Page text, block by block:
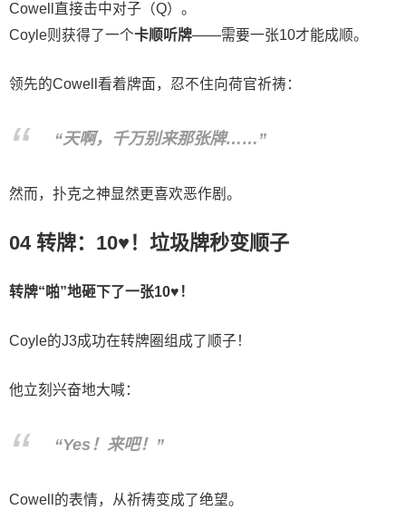
Cowell直接击中对子（Q）。
Coyle则获得了一个卡顺听牌——需要一张10才能成顺。
领先的Cowell看着牌面，忍不住向荷官祈祷：
“天啊，千万别来那张牌……”
然而，扑克之神显然更喜欢恶作剧。
04 转牌：10♥！垃圾牌秒变顺子
转牌“啪”地砸下了一张10♥！
Coyle的J3成功在转牌圈组成了顺子！
他立刻兴奋地大喊：
“Yes！来吧！”
Cowell的表情，从祈祷变成了绝望。